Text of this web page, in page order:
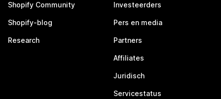
Shopify Community
Shopify-blog
Research
Investeerders
Pers en media
Partners
Affiliates
Juridisch
Servicestatus